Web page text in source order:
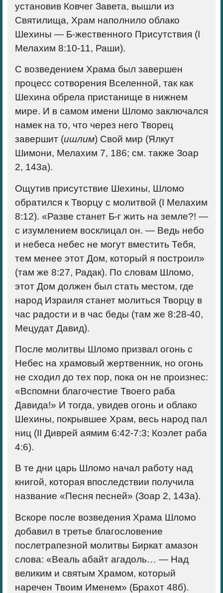
установив Ковчег Завета, вышли из
Святилища, Храм наполнило облако
Шехины — Б-жественного Присутствия (I
Мелахим 8:10-11, Раши).
С возведением Храма был завершен
процесс сотворения Вселенной, так как
Шехина обрела пристанище в нижнем
мире. И в самом имени Шломо заключался
намек на то, что через него Творец
завершит (ишлим) Свой мир (Ялкут
Шимони, Мелахим 7, 186; см. также Зоар
2, 143а).
Ощутив присутствие Шехины, Шломо
обратился к Творцу с молитвой (I Мелахим
8:12). «Разве станет Б-г жить на земле?! —
с изумлением восклицал он. — Ведь небо
и небеса небес не могут вместить Тебя,
тем менее этот Дом, который я построил»
(там же 8:27, Радак). По словам Шломо,
этот Дом должен был стать местом, где
народ Израиля станет молиться Творцу в
час радости и в час беды (там же 8:28-40,
Мецудат Давид).
После молитвы Шломо призвал огонь с
Небес на храмовый жертвенник, но огонь
не сходил до тех пор, пока он не произнес:
«Вспомни благочестие Твоего раба
Давида!» И тогда, увидев огонь и облако
Шехины, покрывшее Храм, весь народ пал
ниц (II Диврей аямим 6:42-7:3; Коэлет раба
4:6).
В те дни царь Шломо начал работу над
книгой, которая впоследствии получила
название «Песня песней» (Зоар 2, 143а).
Вскоре после возведения Храма Шломо
добавил в третье благословение
послетрапезной молитвы Биркат амазон
слова: «Веаль абайт агадоль… — Над
великим и святым Храмом, который
наречен Твоим Именем» (Брахот 48б).